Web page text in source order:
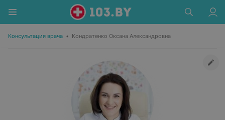
Консультация врача • Кондратенко Оксана Александровна